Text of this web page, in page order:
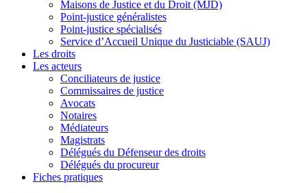
Maisons de Justice et du Droit (MJD)
Point-justice généralistes
Point-justice spécialisés
Service d’Accueil Unique du Justiciable (SAUJ)
Les droits
Les acteurs
Conciliateurs de justice
Commissaires de justice
Avocats
Notaires
Médiateurs
Magistrats
Délégués du Défenseur des droits
Délégués du procureur
Fiches pratiques